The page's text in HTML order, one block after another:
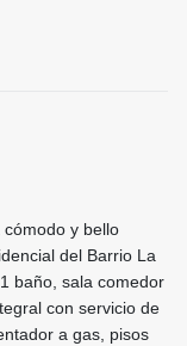
y bello
del Barrio La
baño, sala comedor
con servicio de
a gas, pisos